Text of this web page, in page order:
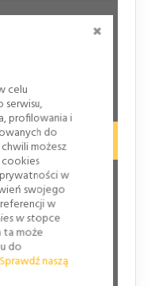
celu
profilowania i
do
możesz
w
swojego
w
w stopce
ta może
do
Sprawdź naszą
w
na drogach
krajowych i
i autostrad
pominięciem tablic